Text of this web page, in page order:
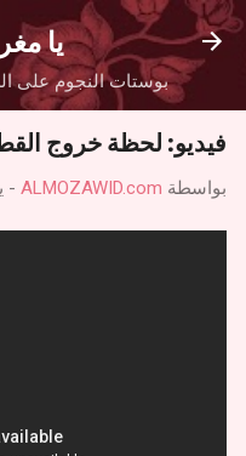
التخطي
يا
بوستات النجوم على
فيديو: لحظة خروج
بواسطة ALMOZAWID.com
-